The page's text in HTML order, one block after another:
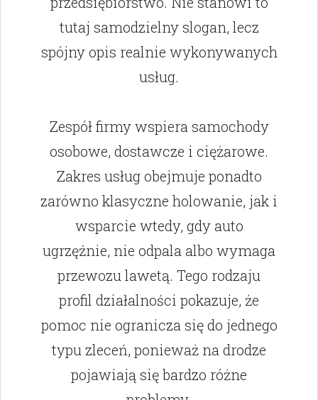
tutaj samodzielny slogan, lecz
spójny opis realnie wykonywanych
usług.
Zespół firmy wspiera samochody
osobowe, dostawcze i ciężarowe.
Zakres usług obejmuje ponadto
zarówno klasyczne holowanie, jak i
wsparcie wtedy, gdy auto
ugrzęźnie, nie odpala albo wymaga
przewozu lawetą. Tego rodzaju
profil działalności pokazuje, że
pomoc nie ogranicza się do jednego
typu zleceń, ponieważ na drodze
pojawiają się bardzo różne